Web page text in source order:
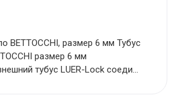
BETTOCCHI, размер 6 мм Тубус
размер 6 мм
тубус LUER-Lock соеди...